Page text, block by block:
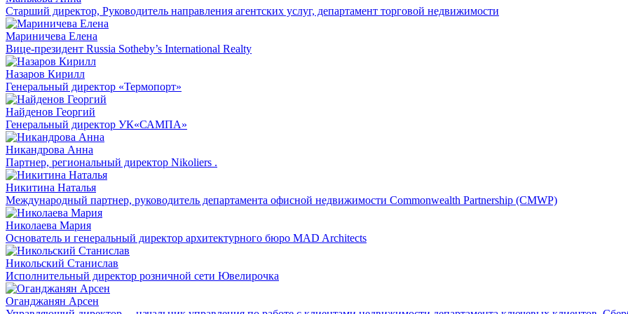
Старший директор, Руководитель направления агентских услуг, департамент торговой недвижимости
Мариничева Елена
Вице-президент Russia Sotheby’s International Realty
Назаров Кирилл
Генеральный директор «Термопорт»
Найденов Георгий
Генеральный директор УК«САМПА»
Никандрова Анна
Партнер, региональный директор Nikoliers .
Никитина Наталья
Международный партнер, руководитель департамента офисной недвижимости Commonwealth Partnership (CMWP)
Николаева Мария
Основатель и генеральный директор архитектурного бюро MAD Architects
Никольский Станислав
Исполнительный директор розничной сети Ювелирочка
Оганджанян Арсен